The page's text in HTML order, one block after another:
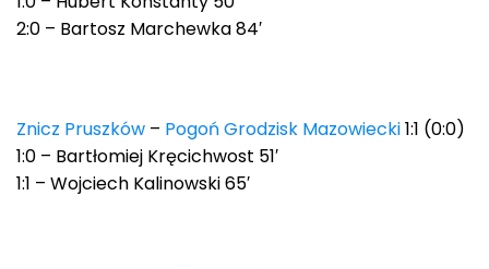
2:0 – Bartosz Marchewka 84′
Znicz Pruszków – Pogoń Grodzisk Mazowiecki1:1 (0:0)
1:0 – Bartłomiej Kręcichwost 51′
1:1 – Wojciech Kalinowski 65′